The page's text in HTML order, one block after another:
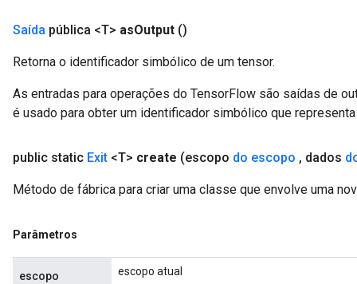
Saída pública <T> asOutput ()
Retorna o identificador simbólico de um tensor.
As entradas para operações do TensorFlow são saídas de
é usado para obter um identificador simbólico que
public static Exit <T> create (escopo do escopo , dados
Método de fábrica para criar uma classe que envolve uma
Parâmetros
escopo escopo atual